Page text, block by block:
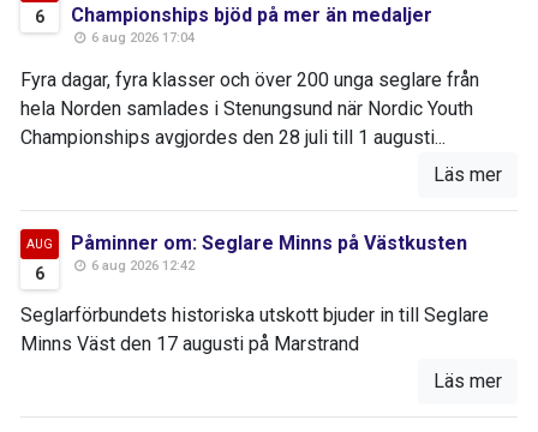
6
Championships bjöd på mer än medaljer
6 aug 2026 17:04
Fyra dagar, fyra klasser och över 200 unga seglare från
hela Norden samlades i Stenungsund när Nordic Youth
Championships avgjordes den 28 juli till 1 augusti...
Läs mer
AUG
6
Påminner om: Seglare Minns på Västkusten
6 aug 2026 12:42
Seglarförbundets historiska utskott bjuder in till Seglare
Minns Väst den 17 augusti på Marstrand
Läs mer